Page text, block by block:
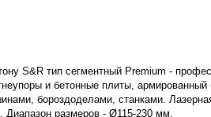
S&R тип сегментный Premium -
и бетонные плиты,
бороздоделами, станками.
Диапазон размеров - Ø115-230 мм.